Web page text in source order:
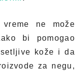
ne može
bi pomogao
kože i da
za negu,